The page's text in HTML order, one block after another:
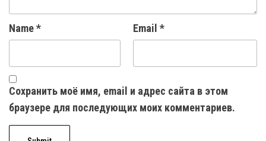
Name* Email *
Сохранить моё имя, email и адрес сайта в этом
браузере для последующих моих комментариев.